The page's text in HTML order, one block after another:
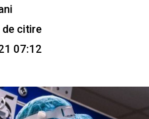
de citire
07:12